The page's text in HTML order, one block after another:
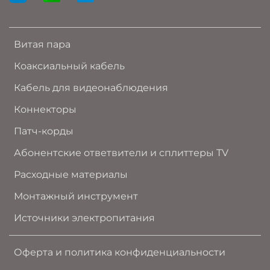
Витая пара
Коаксиальный кабель
Кабель для видеонаблюдения
Коннекторы
Патч-корды
Абонентские ответвители и сплиттеры TV
Расходные материалы
Монтажный инструмент
Источники электропитания
Оферта и политика конфиденциальности